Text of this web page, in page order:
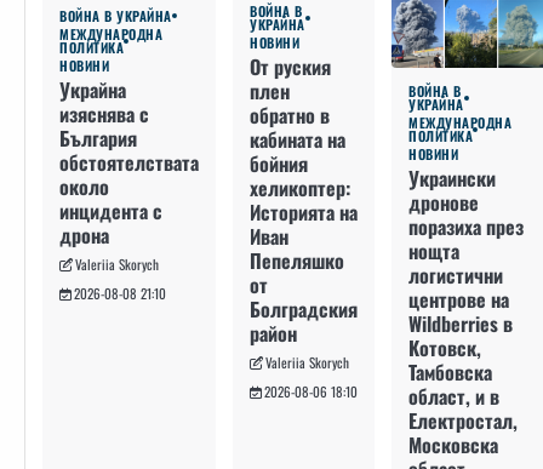
ВОЙНА В УКРАЙНА
МЕЖДУНАРОДНА
ПОЛИТИКА
НОВИНИ
Украйна
изяснява с
България
обстоятелствата
около
инцидента с
дрона
Valeriia Skorych
2026-08-08 21:10
ВОЙНА В
УКРАЙНА
НОВИНИ
От руския
плен
обратно в
кабината на
бойния
хеликоптер:
Историята на
Иван
Пепеляшко
от
Болградския
район
Valeriia Skorych
2026-08-06 18:10
ВОЙНА В
УКРАЙНА
МЕЖДУНАРОДНА
ПОЛИТИКА
НОВИНИ
Украински
дронове
поразиха през
нощта
логистични
центрове на
Wildberries в
Котовск,
Тамбовска
област, и в
Електростал,
Московска